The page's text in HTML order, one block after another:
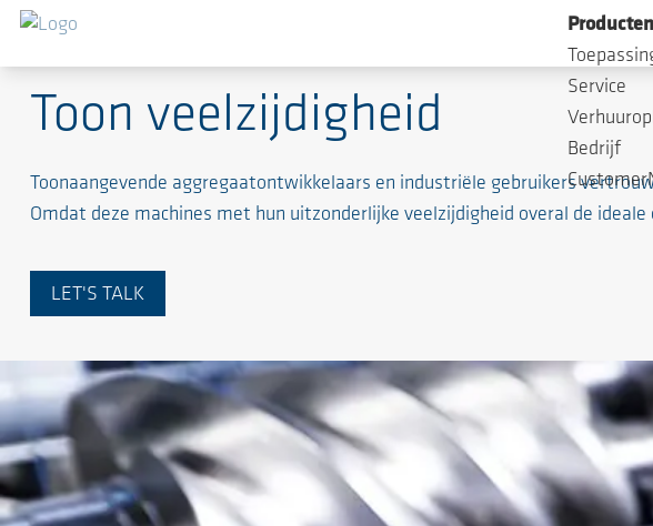
Toon veelzijdigheid
Toonaangevende aggregaatontwikkelaars en industriële gebruikers
Omdat deze machines met hun uitzonderlijke veelzijdigheid overal de ideale
LET'S TALK
Producten
Service
Bedrijf